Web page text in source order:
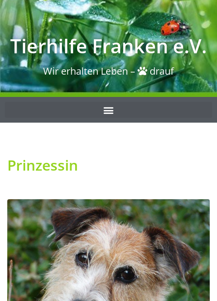
Tierhilfe Franken e.V.
Wir erhalten Leben – drauf
Prinzessin